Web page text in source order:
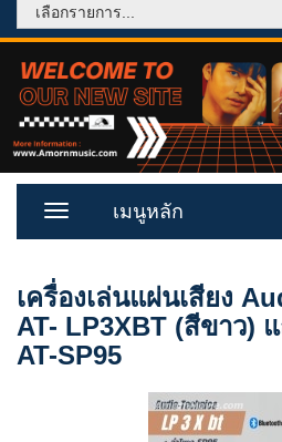
Toggle
เมนูหลัก
เครื่องเล่นแผ่นเสียง
AT- LP3XBT (สีขาว)
AT-SP95